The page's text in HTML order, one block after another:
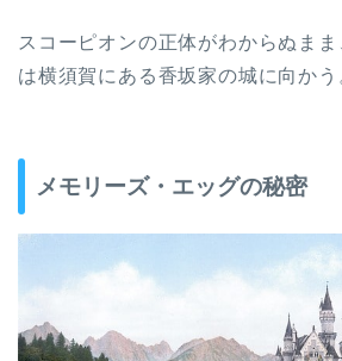
スコーピオンの正体がわからぬま
は横須賀にある香坂家の城に向かう
メモリーズ・エッグの秘密